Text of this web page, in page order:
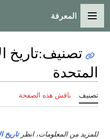
القائمة الرئيسية
المعرفة
تصنيف:تاريخ
المتحدة
تصنيف ناقش هذه الصفحة
للمزيد من المعلومات، انظرتاريخ